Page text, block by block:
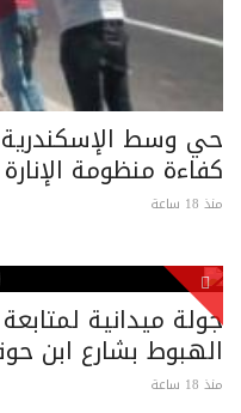
حي وسط
كفاءة منظومة
منذ 18 ساعة
جولة ميدانية
الهبوط بشارع ابن
منذ 18 ساعة